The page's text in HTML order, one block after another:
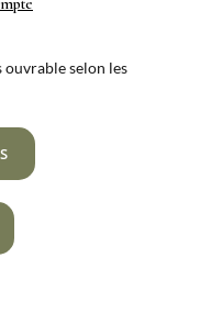
ouvrable selon les